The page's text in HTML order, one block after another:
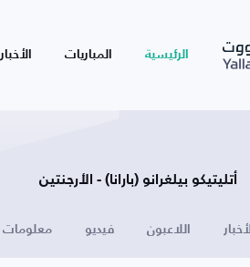
الرئيسية المباريات الأخبار
أتليتيكو بيلغرانو (بارانا) - الأرجنتين
الأخبار اللاعبون فيديو معلومات